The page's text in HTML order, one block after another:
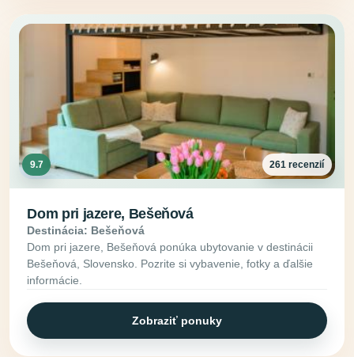
9.7 261 recenzií
Dom pri jazere, Bešeňová
Destinácia: Bešeňová
Dom pri jazere, Bešeňová ponúka ubytovanie v destinácii
Bešeňová, Slovensko. Pozrite si vybavenie, fotky a ďalšie
informácie.
Zobraziť ponuky